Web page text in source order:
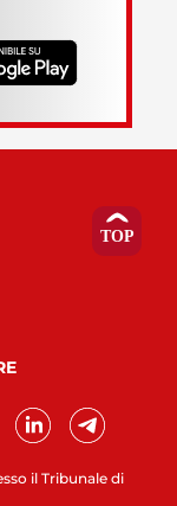
il Tribunale di